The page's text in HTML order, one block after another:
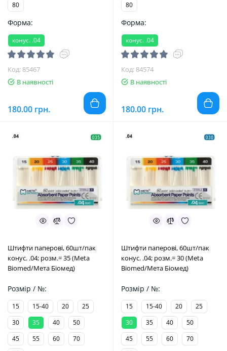
80
Форма:
конус. .04
Код: 85467
В наявності
180.00 грн.
80
Форма:
конус. .04
Код: 84574
В наявності
180.00 грн.
Штифти паперові, 60шт/пак
конус. .04; розм.= 35 (Meta
Biomed/Мета Біомед)
Розмір / №:
15 15-40 20
25
30
35 40
50
45
55 60
70
Штифти паперові, 60шт/пак
конус. .04; розм.= 30 (Meta
Biomed/Мета Біомед)
Розмір / №:
15 15-40 20
25
30
35 40
50
45
55 60
70